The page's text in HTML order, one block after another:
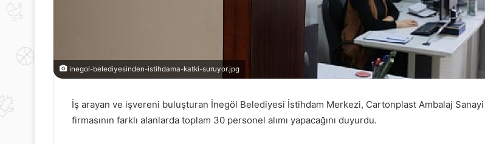
inegol-belediyesinden-istihdama-katki-suruyor.jpg
İş arayan ve işvereni buluşturan İnegöl Belediyesi İstihdam Merkezi, Cartonplast Ambalaj Sanayi
firmasının farklı alanlarda toplam 30 personel alımı yapacağını duyurdu.